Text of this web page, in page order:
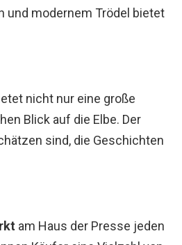
und modernem Trödel bietet
nicht nur eine große
Blick auf die Elbe. Der
sind, die Geschichten
am Haus der Presse jeden